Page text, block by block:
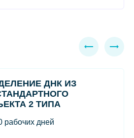
ДНК ИЗ
2 ТИПА
рабочих дней